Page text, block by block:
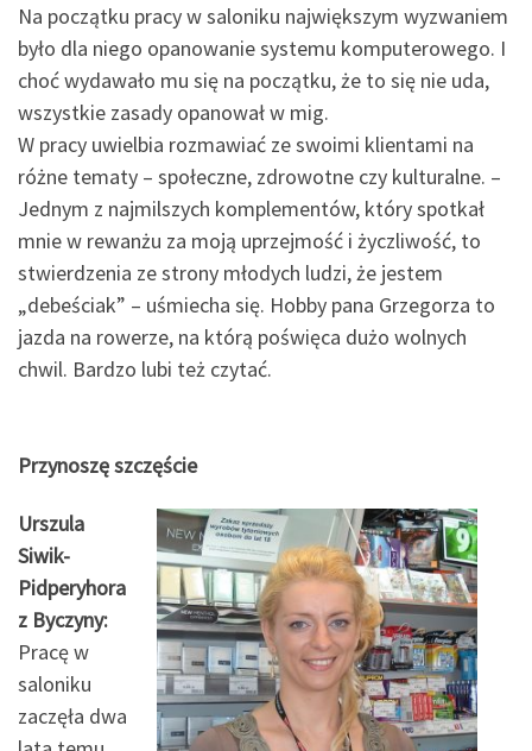
Na początku pracy w saloniku największym wyzwaniem
było dla niego opanowanie systemu komputerowego. I
choć wydawało mu się na początku, że to się nie uda,
wszystkie zasady opanował w mig.
W pracy uwielbia rozmawiać ze swoimi klientami na
różne tematy – społeczne, zdrowotne czy kulturalne. –
Jednym z najmilszych komplementów, który spotkał
mnie w rewanżu za moją uprzejmość i życzliwość, to
stwierdzenia ze strony młodych ludzi, że jestem
„debeściak” – uśmiecha się. Hobby pana Grzegorza to
jazda na rowerze, na którą poświęca dużo wolnych
chwil. Bardzo lubi też czytać.
Przynoszę szczęście
Urszula
Siwik-
Pidperyhora
z Byczyny:
Pracę w
saloniku
zaczęła dwa